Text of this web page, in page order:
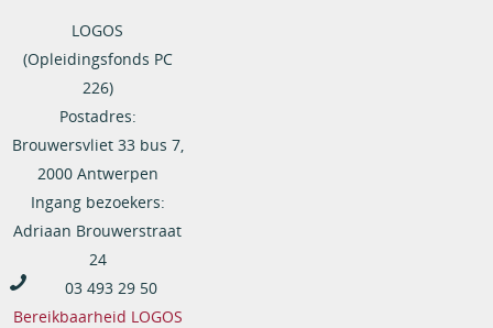
LOGOS
(Opleidingsfonds PC
226)
Postadres:
Brouwersvliet 33 bus 7,
2000 Antwerpen
Ingang bezoekers:
Adriaan Brouwerstraat
24
03 493 29 50
Bereikbaarheid LOGOS